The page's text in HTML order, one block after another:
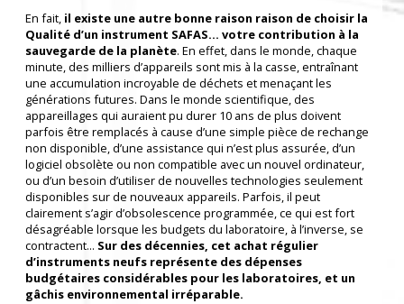
En fait,il existe une autre bonne raison raison de choisir la
Qualité d’un instrument SAFAS... votre contribution à la
sauvegarde de la planète. En effet, dans le monde, chaque
minute, des milliers d’appareils sont mis à la casse, entraînant
une accumulation incroyable de déchets et menaçant les
générations futures. Dans le monde scientifique, des
appareillages qui auraient pu durer 10 ans de plus doivent
parfois être remplacés à cause d’une simple pièce de rechange
non disponible, d’une assistance qui n’est plus assurée, d’un
logiciel obsolète ou non compatible avec un nouvel ordinateur,
ou d’un besoin d’utiliser de nouvelles technologies seulement
disponibles sur de nouveaux appareils. Parfois, il peut
clairement s’agir d’obsolescence programmée, ce qui est fort
désagréable lorsque les budgets du laboratoire, à l’inverse, se
contractent... Sur des décennies, cet achat régulier
d’instruments neufs représente des dépenses
budgétaires considérables pour les laboratoires, et un
gâchis environnemental irréparable.